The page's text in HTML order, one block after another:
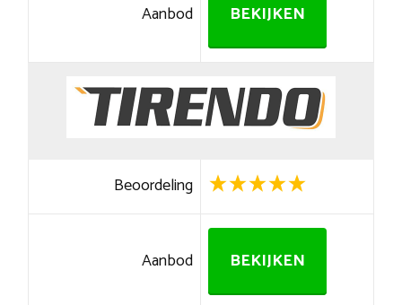
Aanbod BEKIJKEN
Beoordeling
Aanbod BEKIJKEN